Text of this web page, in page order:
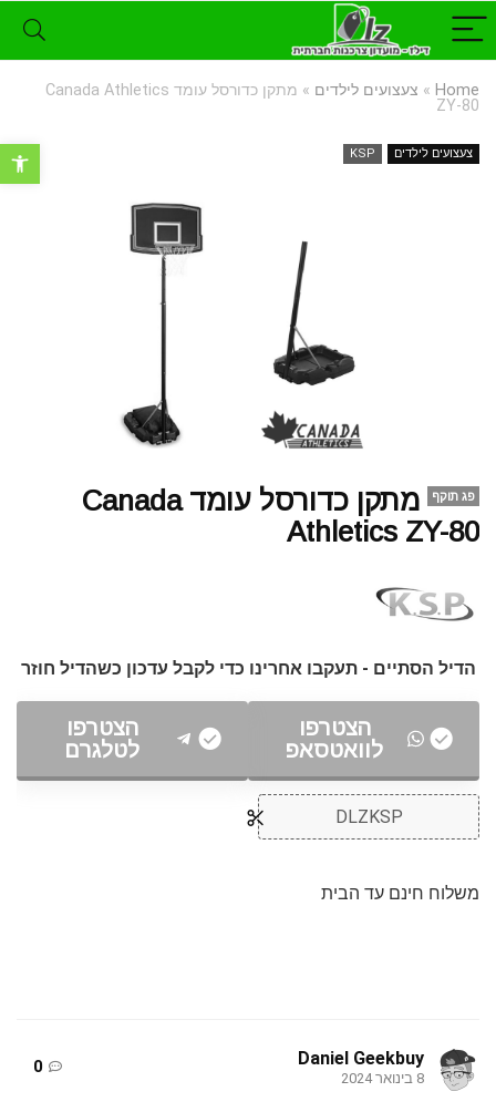
פתח
Home
» צעצועים לילדים »
מתקן כדורסל עומד Canada Athletics
ZY-80
צעצועים לילדים KSP
פג תוקף
מתקן כדורסל עומד Canada
Athletics ZY-80
הדיל הסתיים - תעקבו אחרינו כדי לקבל עדכון כשהדיל חוזר
הצטרפו
לוואטסאפ
הצטרפו
לטלגרם
DLZKSP
משלוח חינם עד הבית
Daniel Geekbuy
8 בינואר 2024
0